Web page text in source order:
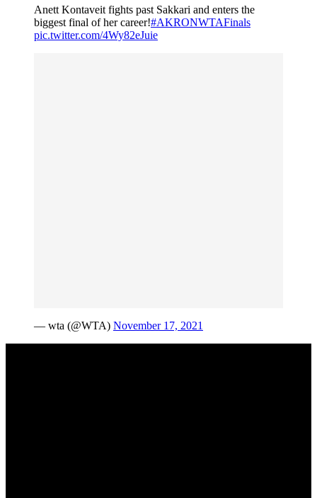
Anett Kontaveit fights past Sakkari and enters the
biggest final of her career!#AKRONWTAFinals
pic.twitter.com/4Wy82eJuie
— wta (@WTA) November 17, 2021